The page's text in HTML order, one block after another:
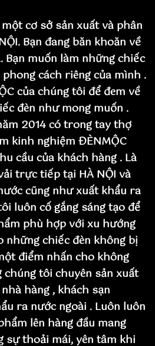
cơ sở sản xuất và phân
Bạn đang băn khoăn về
Bạn muốn làm những chiếc
cách riêng của mình .
của chúng tôi để đem về
đèn như mong muốn .
2014 có trong tay thợ
kinh nghiệm ĐÈNMỘC
cầu của khách hàng . Là
trực tiếp tại HÀ NỘI và
cũng như xuất khẩu ra
luôn cố gắng sáng tạo để
phù hợp với xu hướng
những chiếc đèn không bị
điểm nhấn cho không
chúng tôi chuyên sản xuất
hàng , khách sạn
ra nước ngoài . Luôn luôn
lên hàng đầu mang
sự thoải mái, yên tâm khi